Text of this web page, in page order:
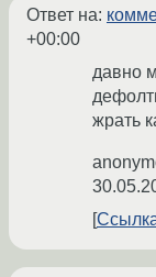
Ответ на:
+00:00
давно
жрать